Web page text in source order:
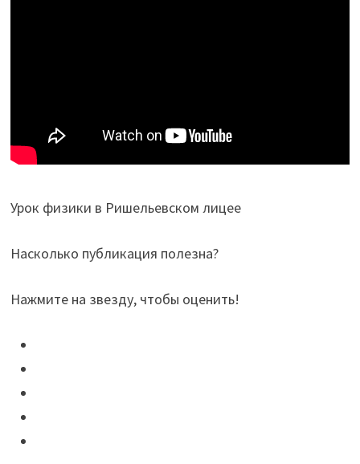
Урок физики в Ришельевском лицее
Насколько публикация полезна?
Нажмите на звезду, чтобы оценить!